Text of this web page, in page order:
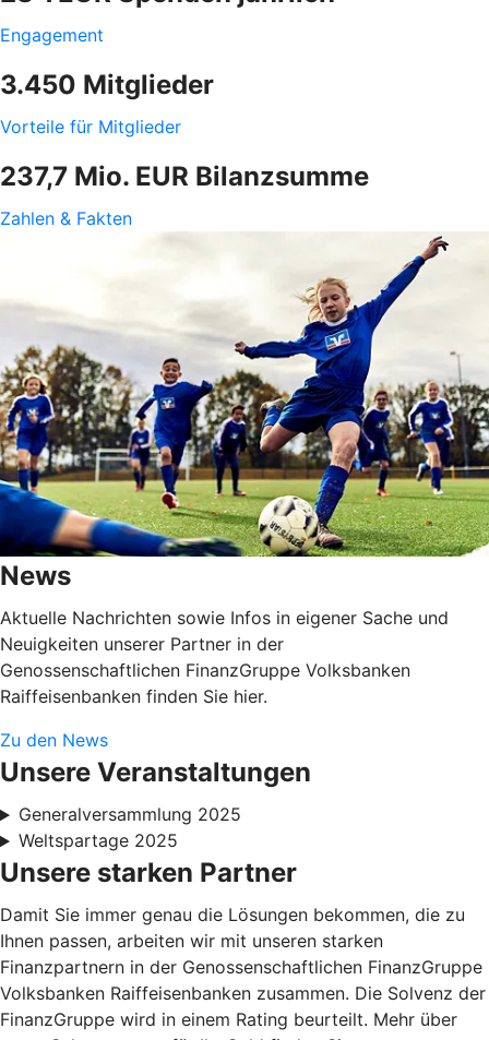
Engagement
3.450 Mitglieder
Vorteile für Mitglieder
237,7 Mio. EUR Bilanzsumme
Zahlen & Fakten
News
Aktuelle Nachrichten sowie Infos in eigener Sache und
Neuigkeiten unserer Partner in der
Genossenschaftlichen FinanzGruppe Volksbanken
Raiffeisenbanken finden Sie hier.
Zu den News
Unsere Veranstaltungen
Generalversammlung 2025
Weltspartage 2025
Unsere starken Partner
Damit Sie immer genau die Lösungen bekommen, die zu
Ihnen passen, arbeiten wir mit unseren starken
Finanzpartnern in der Genossenschaftlichen FinanzGruppe
Volksbanken Raiffeisenbanken zusammen. Die Solvenz der
FinanzGruppe wird in einem Rating beurteilt. Mehr über